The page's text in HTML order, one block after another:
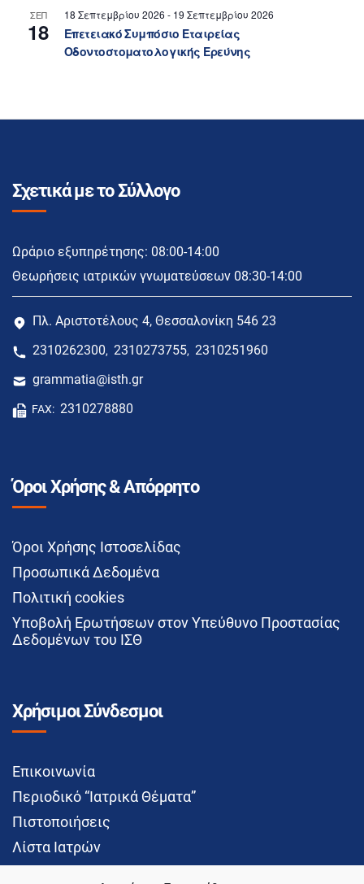
ΣΕΠ
18
18 Σεπτεμβρίου 2026 - 19 Σεπτεμβρίου 2026
Επετειακό Συμπόσιο Εταιρείας
Οδοντοστοματολογικής Ερεύνης
Σχετικά με το Σύλλογο
Ωράριο εξυπηρέτησης: 08:00-14:00
Θεωρήσεις ιατρικών γνωματεύσεων 08:30-14:00
Πλ. Αριστοτέλους 4, Θεσσαλονίκη 546 23
2310262300, 2310273755, 2310251960
grammatia@isth.gr
FAX: 2310278880
Όροι Χρήσης & Απόρρητο
Όροι Χρήσης Ιστοσελίδας
Προσωπικά Δεδομένα
Πολιτική cookies
Υποβολή Ερωτήσεων στον Υπεύθυνο Προστασίας
Δεδομένων του ΙΣΘ
Χρήσιμοι Σύνδεσμοι
Επικοινωνία
Περιοδικό “Ιατρικά Θέματα”
Πιστοποιήσεις
Λίστα Ιατρών